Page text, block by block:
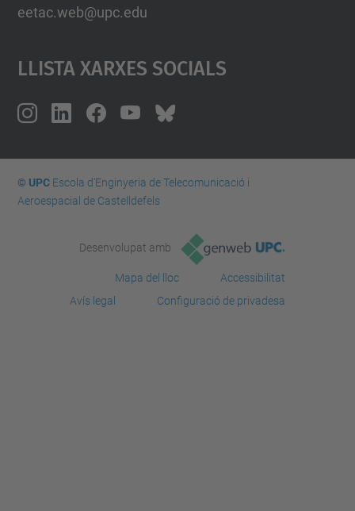
eetac.web@upc.edu
Llista Xarxes Socials
© UPCEscola d'Enginyeria de Telecomunicació i
Aeroespacial de Castelldefels
Desenvolupat amb
Mapa del lloc
Accessibilitat
Avís legal
Configuració de privadesa